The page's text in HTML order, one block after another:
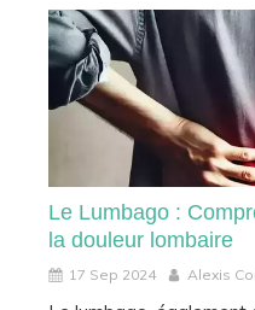
Le Lumbago :
la douleur lombaire
17 Sep 2024 Alexis